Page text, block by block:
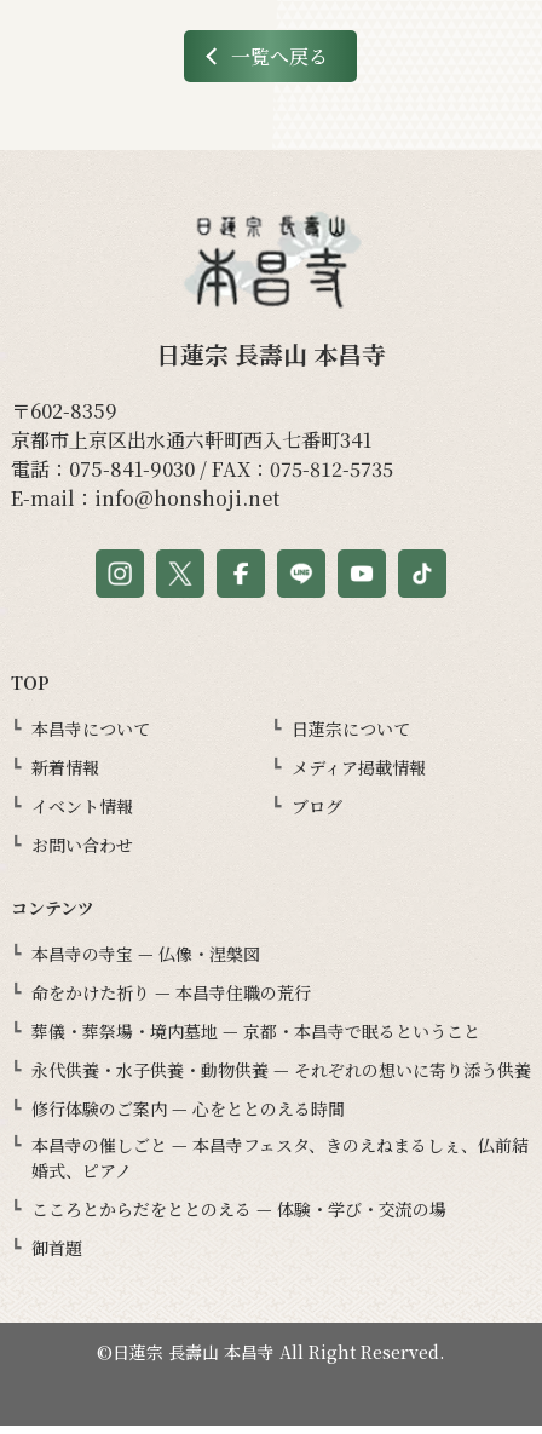
一覧へ戻る
日蓮宗 長壽山 本昌寺
〒602-8359
京都市上京区出水通六軒町西入七番町341
電話： 075-841-9030/ FAX：075-812-5735
E-mail： info@honshoji.net
TOP
本昌寺について
日蓮宗について
新着情報
メディア掲載情報
イベント情報
ブログ
お問い合わせ
コンテンツ
本昌寺の寺宝 — 仏像・涅槃図
命をかけた祈り — 本昌寺住職の荒行
葬儀・葬祭場・境内墓地 — 京都・本昌寺で眠るということ
永代供養・水子供養・動物供養 — それぞれの想いに寄り添う供養
修行体験のご案内 — 心をととのえる時間
本昌寺の催しごと — 本昌寺フェスタ、きのえねまるしぇ、仏前結
婚式、ピアノ
こころとからだをととのえる — 体験・学び・交流の場
御首題
©日蓮宗 長壽山 本昌寺 All Right Reserved.